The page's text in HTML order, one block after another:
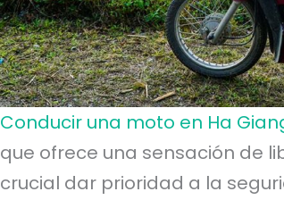
Conducir una moto en Ha
que ofrece una sensación de
crucial dar prioridad a la